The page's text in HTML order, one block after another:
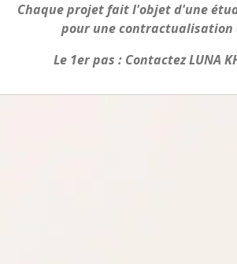
Chaque projet fait l'objet d'une
pour une contractualisation
Le 1er pas : Contactez LUNA